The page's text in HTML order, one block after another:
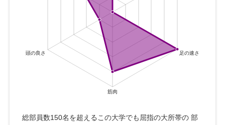
総部員数150名を超えるこの大学でも屈指の大所帯の 部